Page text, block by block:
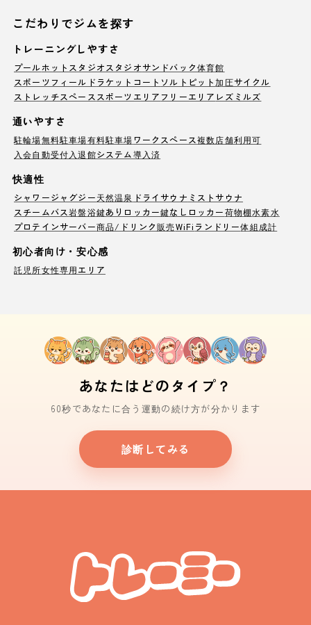
こだわりでジムを探す
トレーニングしやすさ
プールホットスタジオ スタジオサンドバック体育館
スポーツフィールド ラケットコート ソルトピット加圧サイクル
ストレッチスペース スポーツエリア フリーエリア レズミルズ
通いやすさ
駐輪場無料駐車場有料駐車場ワークスペース複数店舗利用可
入会自動受付 入退館システム導入済
快適性
シャワージャグジー天然温泉 ドライサウナ ミストサウナ
スチームバス岩盤浴鍵ありロッカー鍵なしロッカー荷物棚水素水
プロテインサーバー商品/ドリンク販売WiFi ランドリー体組成計
初心者向け・安心感
託児所女性専用エリア
あなたはどのタイプ？
60秒であなたに合う運動の続け方が分かります
診断してみる